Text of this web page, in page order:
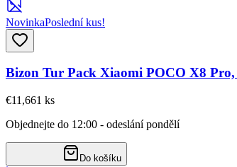
NovinkaPoslední kus!
Bizon Tur Pack Xiaomi POCO X8 Pro,
€11,661 ks
Objednejte do 12:00 - odeslání pondělí
Do košíku